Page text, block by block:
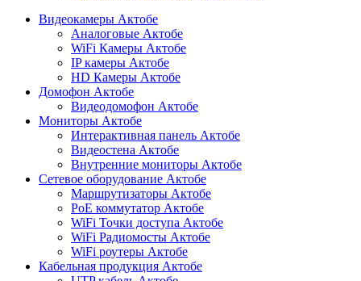
Видеокамеры Актобе
Аналоговые Актобе
WiFi Камеры Актобе
IP камеры Актобе
HD Камеры Актобе
Домофон Актобе
Видеодомофон Актобе
Мониторы Актобе
Интерактивная панель Актобе
Видеостена Актобе
Внутренние мониторы Актобе
Сетевое оборудование Актобе
Маршрутизаторы Актобе
PoE коммутатор Актобе
WiFi Точки доступа Актобе
WiFi Радиомосты Актобе
WiFi роутеры Актобе
Кабельная продукция Актобе